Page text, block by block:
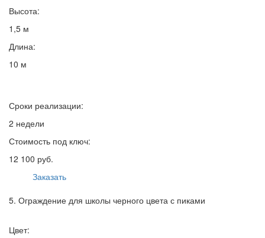
Высота:
1,5 м
Длина:
10 м
Сроки реализации:
2 недели
Стоимость под ключ:
12 100 руб.
Заказать
5. Ограждение для школы черного цвета с пиками
Цвет: